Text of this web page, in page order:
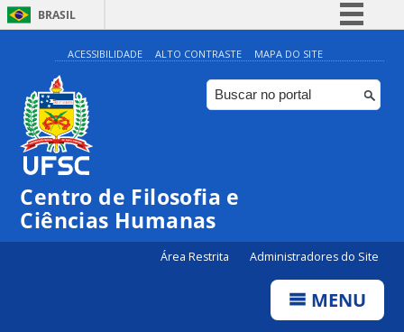
BRASIL
Simplifique!
Comunica BR
Participe
ACESSIBILIDADE ALTO CONTRASTE MAPA DO SITE
Centro de Filosofia e
Ciências Humanas
Área Restrita Administradores do Site
MENU